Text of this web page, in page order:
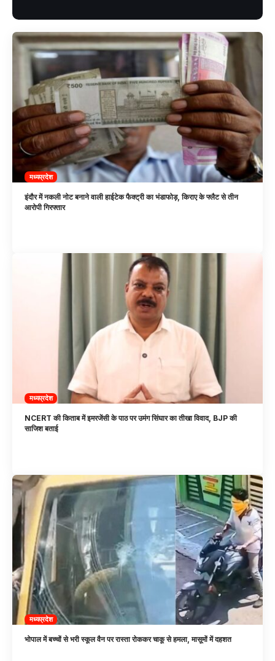
मध्यप्रदेश
इंदौर में नकली नोट बनाने वाली हाईटेक फैक्ट्री का भंडाफोड़, किराए के फ्लैट से तीन
आरोपी गिरफ्तार
मध्यप्रदेश
NCERT की किताब में इमरजेंसी के पाठ पर उमंग सिंघार का तीखा विवाद, BJP की
साजिश बताई
मध्यप्रदेश
भोपाल में बच्चों से भरी स्कूल वैन पर रास्ता रोककर चाकू से हमला, मासूमों में दहशत